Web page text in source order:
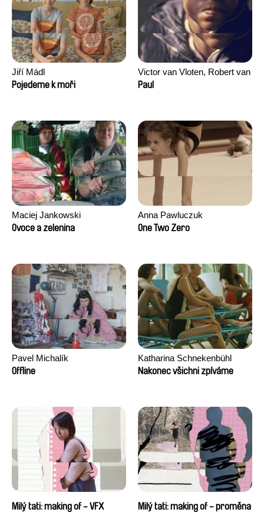
Jiří Mádl
Pojedeme k moři
Victor van Vloten, Robert van
Wingerden
Paul
Maciej Jankowski
Ovoce a zelenina
Anna Pawluczuk
One Two Zero
Pavel Michalík
Offline
Katharina Schnekenbühl
Nakonec všichni zpíváme
Milý tati: making of - VFX
Milý tati: making of - proměna